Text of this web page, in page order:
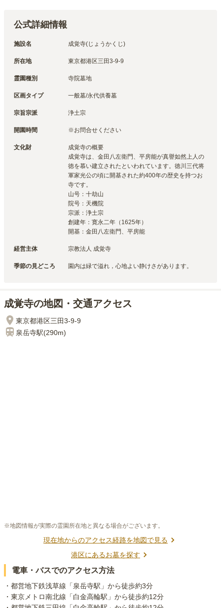
公式詳細情報
施設名 成覚寺(じょうかくじ)
所在地 東京都港区三田3-9-9
霊園種別 寺院墓地
区画タイプ 一般墓/永代供養墓
宗旨宗派 浄土宗
開園時間 ※お問合せください
文化財
成覚寺の概要
成覚寺は、金田八左衛門、平房能が真譽如然上人の
徳を慕い建立されたといわれています。徳川三代将
軍家光公の頃に開基された約400年の歴史を持つお
寺です。
山号：十劫山
院号：天機院
宗派：浄土宗
創建年：寛永二年（1625年）
開基：金田八左衛門、平房能
経営主体 宗教法人 成覚寺
季節の見どころ 園内は緑で溢れ，心地よい静けさがあります。
成覚寺の地図・交通アクセス
東京都港区三田3-9-9
泉岳寺駅(290m)
※地図情報が実際の霊園所在地と異なる場合がございます。
現在地からのアクセス経路を地図で見る
港区にあるお墓を探す
電車・バスでのアクセス方法
・都営地下鉄浅草線「泉岳寺駅」から徒歩約3分
・東京メトロ南北線「白金高輪駅」から徒歩約12分